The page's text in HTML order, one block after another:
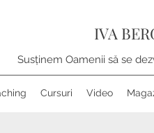
IVA
Susținem Oamenii să se
Cursuri Video